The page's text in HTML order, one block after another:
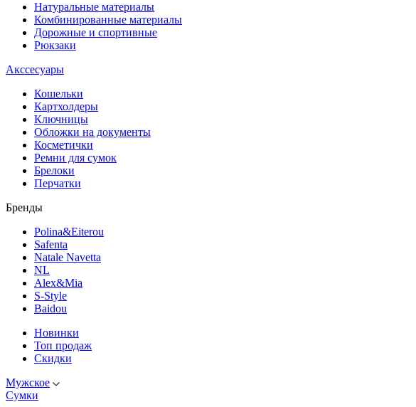
Натуральные материалы
Комбинированные материалы
Дорожные и спортивные
Рюкзаки
Акссесуары
Кошельки
Картхолдеры
Ключницы
Обложки на документы
Косметички
Ремни для сумок
Брелоки
Перчатки
Бренды
Polina&Eiterou
Safenta
Natale Navetta
NL
Alex&Mia
S-Style
Baidou
Новинки
Топ продаж
Скидки
Мужское
Сумки